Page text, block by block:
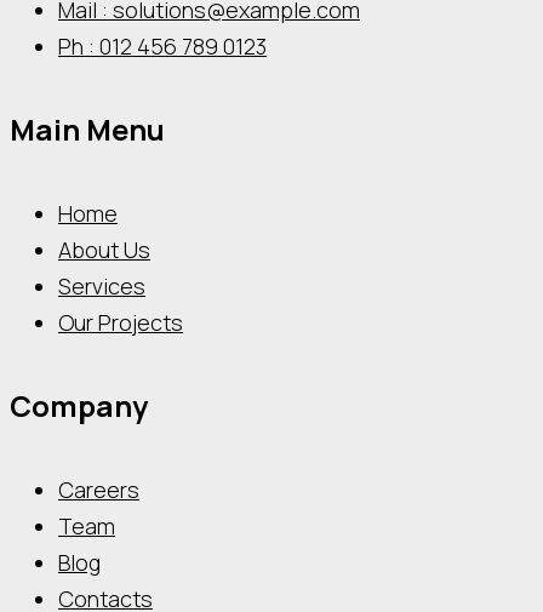
Mail : solutions@example.com
Ph : 012 456 789 0123
Main Menu
Home
About Us
Services
Our Projects
Company
Careers
Team
Blog
Contacts